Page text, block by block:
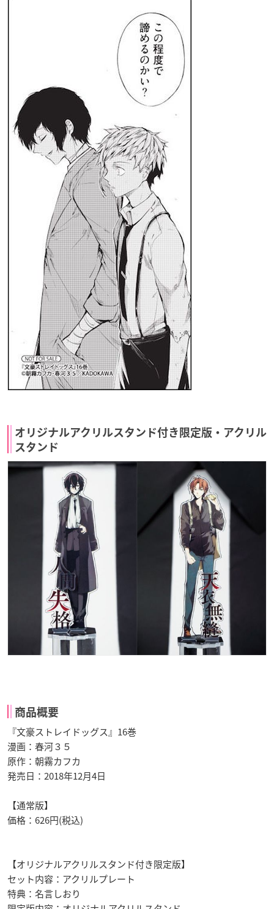
オリジナルアクリルスタンド付き限定版・アクリル
スタンド
商品概要
『文豪ストレイドッグス』16巻
漫画：春河３５
原作：朝霧カフカ
発売日：2018年12月4日
【通常版】
価格：626円(税込)
【オリジナルアクリルスタンド付き限定版】
セット内容：アクリルプレート
特典：名言しおり